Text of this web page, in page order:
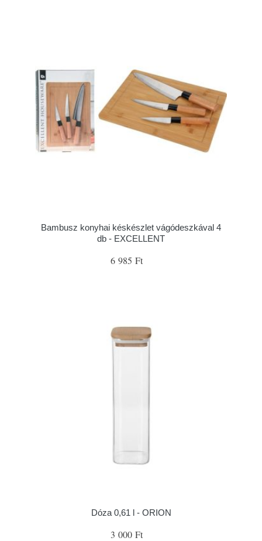
Bambusz konyhai késkészlet vágódeszkával 4
db - EXCELLENT
6 985 Ft
Dóza 0,61 l - ORION
3 000 Ft